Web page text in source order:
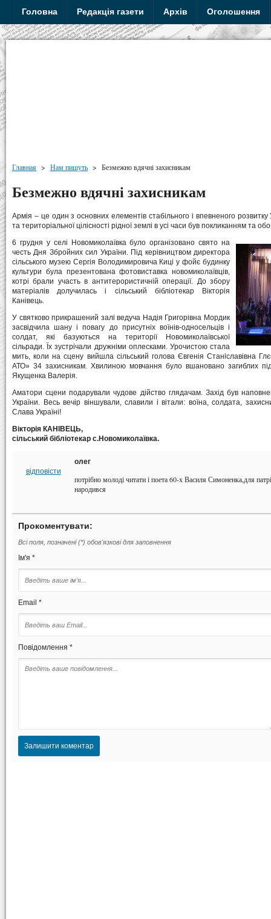
Головна Редакція газети Архів Оголошення
Главная > Нам пишуть > Безмежно вдячні захисникам
Безмежно вдячні захисникам
Армія – це один з основних елементів стабільного і впевненого
та територіальної цілісності рідної землі в усі часи був покликанням та
6 грудня у селі Новомиколаївка було організовано свято на
честь Дня Збройних сил України. Під керівництвом директора
сільського музею Сергія Володимировича Киці у фойє будинку
культури була презентована фотовиставка новомиколаївців,
котрі брали участь в антитерористичній операції. До збору
матеріалів долучилась і сільський бібліотекар Вікторія
Канівець.
У святково прикрашений залі ведуча Надія Григорівна Мордик
засвідчила шану і повагу до присутніх воїнів-односельців і
солдат, які базуються на території Новомиколаївської
сільради. Їх зустрічали дружніми оплесками. Урочистою стала
мить, коли на сцену вийшла сільський голова Євгенія Станіславівна
АТО» 34 захисникам. Хвилиною мовчання було вшановано загиблих
Якущенка Валерія.
Аматори сцени подарували чудове дійство глядачам. Захід був
України. Весь вечір віншували, славили і вітали: воїна, солдата,
Слава Україні!
Вікторія КАНІВЕЦЬ,
сільський бібліотекар с.Новомиколаївка.
відповісти
олег
потрібно молоді читати і поета 60-x Василя Симоненка,для
народився
Прокоментувати:
Всі поля, позначені (*) обов'язкові для заповнення
Ім'я *
Email *
Повідомлення *